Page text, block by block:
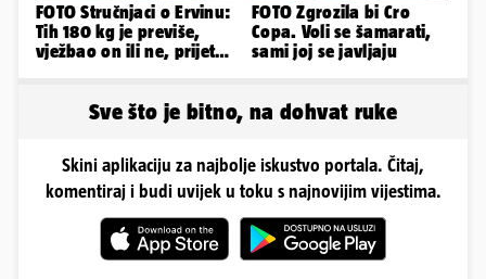
FOTO Stručnjaci o Ervinu:
Tih 180 kg je previše,
vježbao on ili ne, prijete
FOTO Zgrozila bi Cro
Copa. Voli se šamarati,
sami joj se javljaju
Sve što je bitno, na dohvat ruke
Skini aplikaciju za najbolje iskustvo portala. Čitaj,
komentiraj i budi uvijek u toku s najnovijim vijestima.